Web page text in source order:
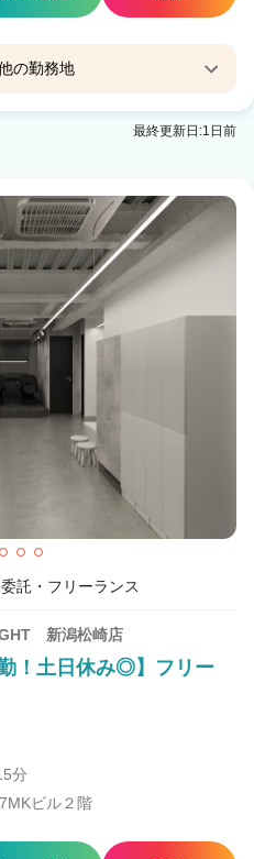
の勤務地
最終更新日:1日前
託・フリーランス
新潟松崎店
！土日休み◎】フリー
分
ビル２階